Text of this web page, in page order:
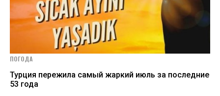
ПОГОДА
Турция пережила самый жаркий июль за последние
53 года